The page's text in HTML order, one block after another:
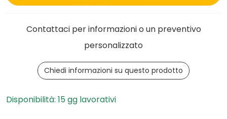
Contattaci per informazioni o un preventivo
personalizzato
Chiedi informazioni su questo prodotto
Disponibilità: 15 gg lavorativi